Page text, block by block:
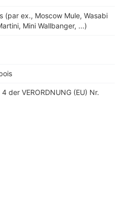
(par ex., Moscow Mule, Wasabi
Mini Wallbanger, ...)
der VERORDNUNG (EU) Nr.